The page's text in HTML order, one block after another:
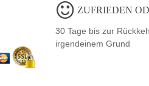
ZUFRIEDEN
30 Tage bis zur
irgendeinem Grund